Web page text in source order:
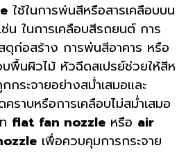
ใช้ในการพ่นสีหรือสารเคลือบบน
น ในการเคลือบสีรถยนต์ การ
ดุก่อสร้าง การพ่นสีอาคาร หรือ
บพื้นผิวไม้ หัวฉีดสเปรย์ช่วยให้สีห
กระจายอย่างสม่ำเสมอและ
ราบหรือการเคลือบไม่สม่ำเสมอ
flat fan nozzle หรือ air
เพื่อควบคุมการกระจาย